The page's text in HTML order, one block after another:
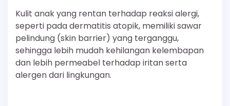
Kulit anak yang rentan terhadap reaksi alergi,
seperti pada dermatitis atopik, memiliki sawar
pelindung (skin barrier) yang terganggu,
sehingga lebih mudah kehilangan kelembapan
dan lebih permeabel terhadap iritan serta
alergen dari lingkungan.